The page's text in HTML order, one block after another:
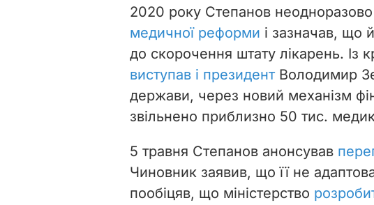
2020 року Степанов неодноразово
медичної реформи і зазначав, що
до скорочення штату лікарень.
виступав і президентВолодимир
держави, через новий механізм
звільнено приблизно 50 тис.
5 травня Степанов анонсував
Чиновник заявив, що її не
пообіцяв, що міністерство